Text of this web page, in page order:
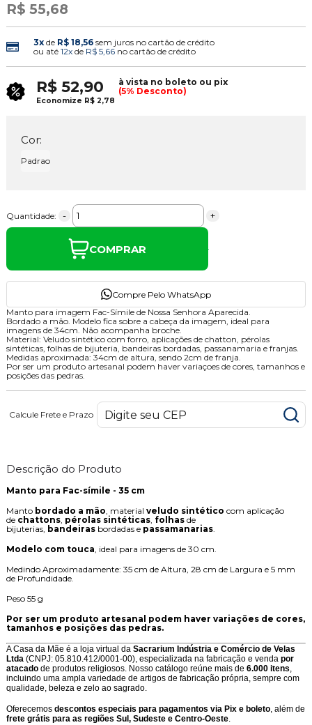
R$ 55,68
3xde R$ 18,56 sem juros no cartão de crédito
ou até 12xde R$ 5,66no cartão de crédito
R$ 52,90
à vista no boleto ou pix
(5% Desconto)
Economize R$ 2,78
Cor:
Padrao
Quantidade: - +
COMPRAR
Compre Pelo WhatsApp
Manto para imagem Fac-Símile de Nossa Senhora Aparecida.
Bordado a mão. Modelo fica sobre a cabeça da imagem, ideal para
imagens de 34cm. Não acompanha broche.
Material: Veludo sintético com forro, aplicações de chatton, pérolas
sintéticas, folhas de bijuteria, bandeiras bordadas, passanamaria e franjas.
Medidas aproximada: 34cm de altura, sendo 2cm de franja.
Por ser um produto artesanal podem haver variaçoes de cores, tamanhos e
posições das pedras.
Calcule Frete e Prazo
Descrição do Produto
Manto para Fac-símile - 35 cm
Manto bordado a mão, material veludo sintético com aplicação
dechattons, pérolas sintéticas, folhasde
bijuterias, bandeirasbordadas e passamanarias.
Modelo com touca, ideal para imagens de 30 cm.
Medindo Aproximadamente: 35 cm de Altura, 28 cm de Largura e 5 mm
de Profundidade.
Peso 55 g
Por ser um produto artesanal podem haver variações de cores,
tamanhos e posições das pedras.
A Casa da Mãe é a loja virtual daSacrarium Indústria e Comércio de Velas
Ltda(CNPJ: 05.810.412/0001-00), especializada na fabricação e venda por
atacadode produtos religiosos. Nosso catálogo reúne mais de 6.000 itens,
incluindo uma ampla variedade de artigos de fabricação própria, sempre com
qualidade, beleza e zelo ao sagrado.
Oferecemos descontos especiais para pagamentos via Pix e boleto, além de
frete grátis para as regiões Sul, Sudeste e Centro-Oeste.